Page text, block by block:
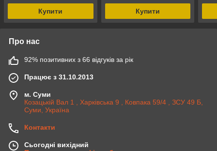
Купити Купити
Про нас
92% позитивних з 66 відгуків за рік
Працює з 31.10.2013
м. Суми
Козацькій Вал 1 , Харківська 9 , Ковпака 59/4 , ЗСУ 49 Б,
Суми, Україна
Контакти
Сьогодні вихідний